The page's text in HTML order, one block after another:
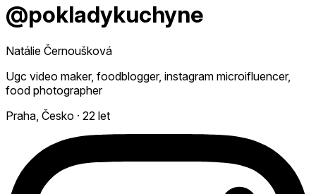
@pokladykuchyne
Natálie Černoušková
Ugc video maker, foodblogger, instagram microifluencer,
food photographer
Praha, Česko · 22 let